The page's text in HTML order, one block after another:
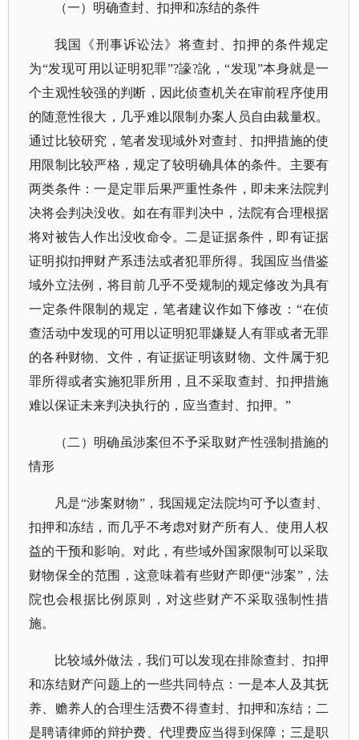
（一）明确查封、扣押和冻结的条件
我国《刑事诉讼法》将查封、扣押的条件规定
为“发现可用以证明犯罪”?譹?訛，“发现”本身就是一
个主观性较强的判断，因此侦查机关在审前程序使用
的随意性很大，几乎难以限制办案人员自由裁量权。
通过比较研究，笔者发现域外对查封、扣押措施的使
用限制比较严格，规定了较明确具体的条件。主要有
两类条件：一是定罪后果严重性条件，即未来法院判
决将会判决没收。如在有罪判决中，法院有合理根据
将对被告人作出没收命令。二是证据条件，即有证据
证明拟扣押财产系违法或者犯罪所得。我国应当借鉴
域外立法例，将目前几乎不受规制的规定修改为具有
一定条件限制的规定，笔者建议作如下修改：“在侦
查活动中发现的可用以证明犯罪嫌疑人有罪或者无罪
的各种财物、文件，有证据证明该财物、文件属于犯
罪所得或者实施犯罪所用，且不采取查封、扣押措施
难以保证未来判决执行的，应当查封、扣押。”
（二）明确虽涉案但不予采取财产性强制措施的
情形
凡是“涉案财物”，我国规定法院均可予以查封、
扣押和冻结，而几乎不考虑对财产所有人、使用人权
益的干预和影响。对此，有些域外国家限制可以采取
财物保全的范围，这意味着有些财产即便“涉案”，法
院也会根据比例原则，对这些财产不采取强制性措
施。
比较域外做法，我们可以发现在排除查封、扣押
和冻结财产问题上的一些共同特点：一是本人及其抚
养、赡养人的合理生活费不得查封、扣押和冻结；二
是聘请律师的辩护费、代理费应当得到保障；三是职